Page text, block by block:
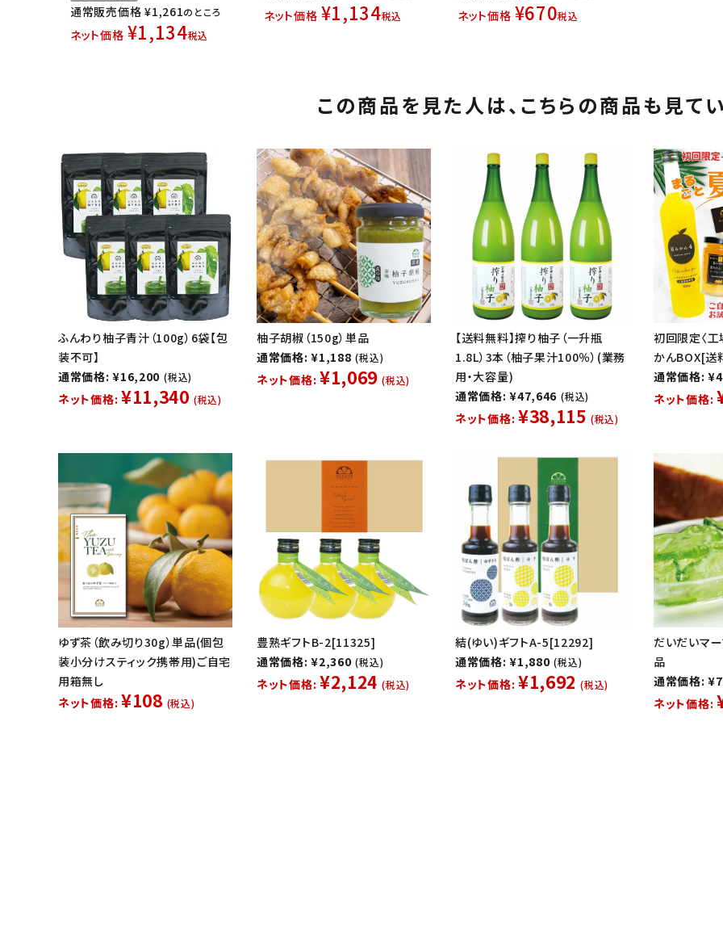
通常販売価格 ¥1,261のところ
ネット価格 ¥1,134税込
ネット価格 ¥1,134税込 ネット価格 ¥670税込
この商品を見た人は、 こちらの商品も見て
ふんわり柚子青汁（100g）6袋【包
装不可】
通常価格: ¥16,200 (税込)
ネット価格: ¥11,340 (税込)
柚子胡椒（150g）単品
通常価格: ¥1,188 (税込)
ネット価格: ¥1,069 (税込)
【送料無料】搾り柚子（一升瓶
1.8L）3本（柚子果汁100％）(業務
用・大容量)
通常価格: ¥47,646 (税込)
ネット価格: ¥38,115 (税込)
初回限定〈工
かんBOX[送
通常価格:
ネット価格:
ゆず茶（飲み切り30g）単品(個包
装小分けスティック携帯用)ご自宅
用箱無し
ネット価格: ¥108 (税込)
豊熟ギフトB-2[11325]
通常価格: ¥2,360 (税込)
ネット価格: ¥2,124 (税込)
結(ゆい)ギフトA-5[12292]
通常価格: ¥1,880 (税込)
ネット価格: ¥1,692 (税込)
だいだいマー
品
通常価格:
ネット価格: